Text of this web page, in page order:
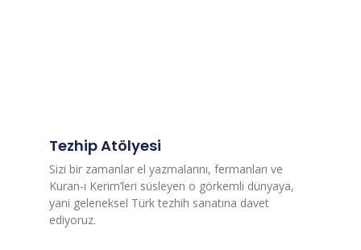
Tezhip Atölyesi
Sizi bir zamanlar el yazmalarını, fermanları ve
Kuran-ı Kerim’leri süsleyen o görkemli dünyaya,
yani geleneksel Türk tezhih sanatına davet
ediyoruz.